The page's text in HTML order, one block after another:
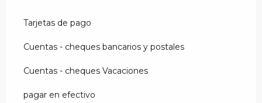
Tarjetas de pago
Cuentas - cheques bancarios y postales
Cuentas - cheques Vacaciones
pagar en efectivo